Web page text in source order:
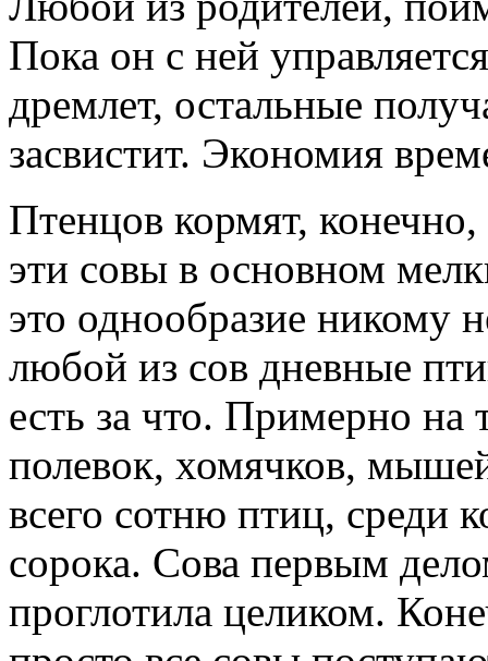
Пока он с ней
дремлет, остальные
засвистит. Экономия
Птенцов кормят,
эти совы в основном
это однообразие никому
любой из сов дневные
есть за что. Примерно на
полевок, хомячков,
всего сотню птиц, среди
сорока. Сова первым
проглотила целиком.